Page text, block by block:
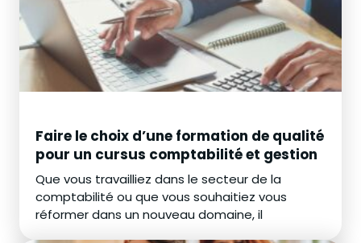
Faire le choix d’une formation de qualité
pour un cursus comptabilité et gestion
Que vous travailliez dans le secteur de la
comptabilité ou que vous souhaitiez vous
réformer dans un nouveau domaine, il